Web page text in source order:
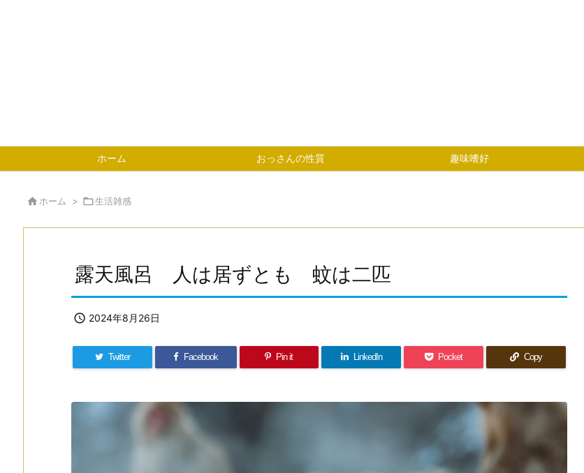
ホーム おっさんの性質 趣味嗜好
ホーム > 生活雑感
露天風呂 人は居ずとも 蚊は二匹
 2024年8月26日
Twitter Facebook Pin it LinkedIn Pocket Copy